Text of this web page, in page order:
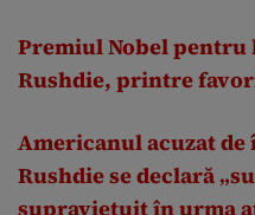
Premiul Nobel
Rushdie, printre
Americanul acuzat
Rushdie se declară
supraviețuit în urma